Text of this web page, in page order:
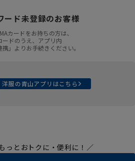
ード未登録のお客様
カードをお持ちの方は、
ードのうえ、アプリ内
」よりお手続きください。
洋服の青山アプリはこちら
っとおトクに・便利に！／